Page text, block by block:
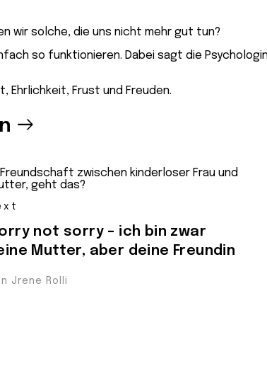
wir solche, die uns nicht mehr gut tun?
so funktionieren. Dabei sagt die
Ehrlichkeit, Frust und Freuden.
not sorry – ich bin zwar
Mutter, aber deine Freundin
Jrene Rolli